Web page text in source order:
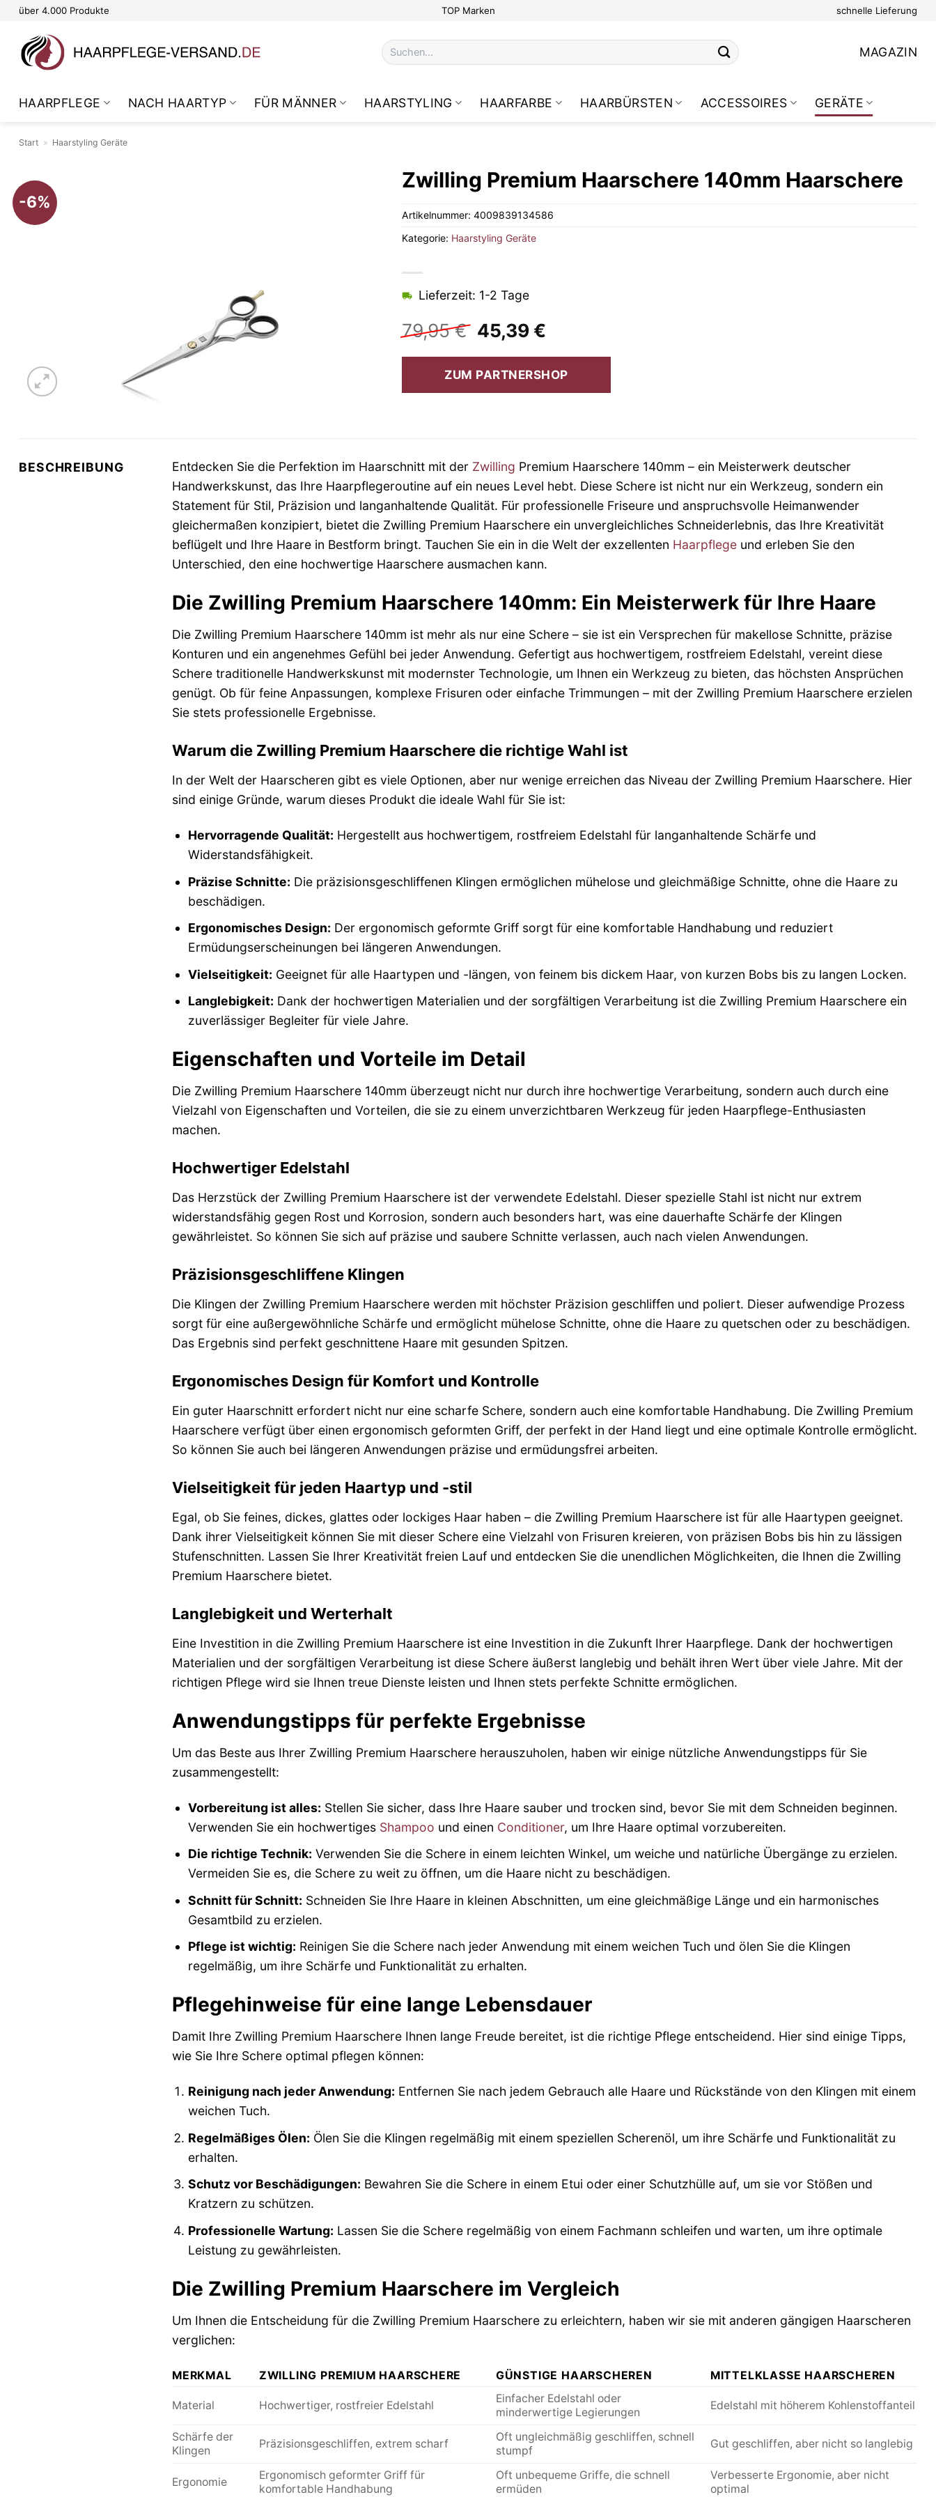
Zum
springen
über 4.000 Produkte TOP Marken schnelle Lieferung
Suchen
nach:
MAGAZIN
HAARPFLEGE NACH HAARTYP FÜR MÄNNER HAARSTYLING HAARFARBE HAARBÜRSTEN ACCESSOIRES GERÄTE
Start » Haarstyling Geräte
-6%
Zwilling Premium Haarschere 140mm Haarschere
79,95€ Ursprünglicher
Preis
war:
79,95 €
45,39 €Aktueller
ist:
45,39 €.
Lieferzeit: 1-2 Tage
ZUM PARTNERSHOP
Artikelnummer: 4009839134586
Kategorie: Haarstyling Geräte
BESCHREIBUNG Entdecken Sie die Perfektion im Haarschnitt mit der Zwilling Premium Haarschere 140mm – ein Meisterwerk deutscher
Handwerkskunst, das Ihre Haarpflegeroutine auf ein neues Level hebt. Diese Schere ist nicht nur ein Werkzeug, sondern ein
Statement für Stil, Präzision und langanhaltende Qualität. Für professionelle Friseure und anspruchsvolle Heimanwender
gleichermaßen konzipiert, bietet die Zwilling Premium Haarschere ein unvergleichliches Schneiderlebnis, das Ihre Kreativität
beflügelt und Ihre Haare in Bestform bringt. Tauchen Sie ein in die Welt der exzellenten Haarpflege und erleben Sie den
Unterschied, den eine hochwertige Haarschere ausmachen kann.
Die Zwilling Premium Haarschere 140mm: Ein Meisterwerk für Ihre Haare
Die Zwilling Premium Haarschere 140mm ist mehr als nur eine Schere – sie ist ein Versprechen für makellose Schnitte, präzise
Konturen und ein angenehmes Gefühl bei jeder Anwendung. Gefertigt aus hochwertigem, rostfreiem Edelstahl, vereint diese
Schere traditionelle Handwerkskunst mit modernster Technologie, um Ihnen ein Werkzeug zu bieten, das höchsten Ansprüchen
genügt. Ob für feine Anpassungen, komplexe Frisuren oder einfache Trimmungen – mit der Zwilling Premium Haarschere erzielen
Sie stets professionelle Ergebnisse.
Warum die Zwilling Premium Haarschere die richtige Wahl ist
In der Welt der Haarscheren gibt es viele Optionen, aber nur wenige erreichen das Niveau der Zwilling Premium Haarschere. Hier
sind einige Gründe, warum dieses Produkt die ideale Wahl für Sie ist:
Hervorragende Qualität: Hergestellt aus hochwertigem, rostfreiem Edelstahl für langanhaltende Schärfe und
Widerstandsfähigkeit.
Präzise Schnitte: Die präzisionsgeschliffenen Klingen ermöglichen mühelose und gleichmäßige Schnitte, ohne die Haare zu
beschädigen.
Ergonomisches Design: Der ergonomisch geformte Griff sorgt für eine komfortable Handhabung und reduziert
Ermüdungserscheinungen bei längeren Anwendungen.
Vielseitigkeit: Geeignet für alle Haartypen und -längen, von feinem bis dickem Haar, von kurzen Bobs bis zu langen Locken.
Langlebigkeit: Dank der hochwertigen Materialien und der sorgfältigen Verarbeitung ist die Zwilling Premium Haarschere ein
zuverlässiger Begleiter für viele Jahre.
Eigenschaften und Vorteile im Detail
Die Zwilling Premium Haarschere 140mm überzeugt nicht nur durch ihre hochwertige Verarbeitung, sondern auch durch eine
Vielzahl von Eigenschaften und Vorteilen, die sie zu einem unverzichtbaren Werkzeug für jeden Haarpflege-Enthusiasten
machen.
Hochwertiger Edelstahl
Das Herzstück der Zwilling Premium Haarschere ist der verwendete Edelstahl. Dieser spezielle Stahl ist nicht nur extrem
widerstandsfähig gegen Rost und Korrosion, sondern auch besonders hart, was eine dauerhafte Schärfe der Klingen
gewährleistet. So können Sie sich auf präzise und saubere Schnitte verlassen, auch nach vielen Anwendungen.
Präzisionsgeschliffene Klingen
Die Klingen der Zwilling Premium Haarschere werden mit höchster Präzision geschliffen und poliert. Dieser aufwendige Prozess
sorgt für eine außergewöhnliche Schärfe und ermöglicht mühelose Schnitte, ohne die Haare zu quetschen oder zu beschädigen.
Das Ergebnis sind perfekt geschnittene Haare mit gesunden Spitzen.
Ergonomisches Design für Komfort und Kontrolle
Ein guter Haarschnitt erfordert nicht nur eine scharfe Schere, sondern auch eine komfortable Handhabung. Die Zwilling Premium
Haarschere verfügt über einen ergonomisch geformten Griff, der perfekt in der Hand liegt und eine optimale Kontrolle ermöglicht.
So können Sie auch bei längeren Anwendungen präzise und ermüdungsfrei arbeiten.
Vielseitigkeit für jeden Haartyp und -stil
Egal, ob Sie feines, dickes, glattes oder lockiges Haar haben – die Zwilling Premium Haarschere ist für alle Haartypen geeignet.
Dank ihrer Vielseitigkeit können Sie mit dieser Schere eine Vielzahl von Frisuren kreieren, von präzisen Bobs bis hin zu lässigen
Stufenschnitten. Lassen Sie Ihrer Kreativität freien Lauf und entdecken Sie die unendlichen Möglichkeiten, die Ihnen die Zwilling
Premium Haarschere bietet.
Langlebigkeit und Werterhalt
Eine Investition in die Zwilling Premium Haarschere ist eine Investition in die Zukunft Ihrer Haarpflege. Dank der hochwertigen
Materialien und der sorgfältigen Verarbeitung ist diese Schere äußerst langlebig und behält ihren Wert über viele Jahre. Mit der
richtigen Pflege wird sie Ihnen treue Dienste leisten und Ihnen stets perfekte Schnitte ermöglichen.
Anwendungstipps für perfekte Ergebnisse
Um das Beste aus Ihrer Zwilling Premium Haarschere herauszuholen, haben wir einige nützliche Anwendungstipps für Sie
zusammengestellt:
Vorbereitung ist alles: Stellen Sie sicher, dass Ihre Haare sauber und trocken sind, bevor Sie mit dem Schneiden beginnen.
Verwenden Sie ein hochwertiges Shampoo und einen Conditioner, um Ihre Haare optimal vorzubereiten.
Die richtige Technik: Verwenden Sie die Schere in einem leichten Winkel, um weiche und natürliche Übergänge zu erzielen.
Vermeiden Sie es, die Schere zu weit zu öffnen, um die Haare nicht zu beschädigen.
Schnitt für Schnitt: Schneiden Sie Ihre Haare in kleinen Abschnitten, um eine gleichmäßige Länge und ein harmonisches
Gesamtbild zu erzielen.
Pflege ist wichtig: Reinigen Sie die Schere nach jeder Anwendung mit einem weichen Tuch und ölen Sie die Klingen
regelmäßig, um ihre Schärfe und Funktionalität zu erhalten.
Pflegehinweise für eine lange Lebensdauer
Damit Ihre Zwilling Premium Haarschere Ihnen lange Freude bereitet, ist die richtige Pflege entscheidend. Hier sind einige Tipps,
wie Sie Ihre Schere optimal pflegen können:
Reinigung nach jeder Anwendung: Entfernen Sie nach jedem Gebrauch alle Haare und Rückstände von den Klingen mit einem
weichen Tuch.
Regelmäßiges Ölen: Ölen Sie die Klingen regelmäßig mit einem speziellen Scherenöl, um ihre Schärfe und Funktionalität zu
erhalten.
Schutz vor Beschädigungen: Bewahren Sie die Schere in einem Etui oder einer Schutzhülle auf, um sie vor Stößen und
Kratzern zu schützen.
Professionelle Wartung: Lassen Sie die Schere regelmäßig von einem Fachmann schleifen und warten, um ihre optimale
Leistung zu gewährleisten.
Die Zwilling Premium Haarschere im Vergleich
Um Ihnen die Entscheidung für die Zwilling Premium Haarschere zu erleichtern, haben wir sie mit anderen gängigen Haarscheren
verglichen:
MERKMAL ZWILLING PREMIUM HAARSCHERE GÜNSTIGE HAARSCHEREN MITTELKLASSE HAARSCHEREN
Material Hochwertiger, rostfreier Edelstahl
Einfacher Edelstahl oder
minderwertige Legierungen
Edelstahl mit höherem Kohlenstoffanteil
Schärfe der
Klingen
Präzisionsgeschliffen, extrem scharf
Oft ungleichmäßig geschliffen, schnell
stumpf
Gut geschliffen, aber nicht so langlebig
Ergonomie
Ergonomisch geformter Griff für
komfortable Handhabung
Oft unbequeme Griffe, die schnell
ermüden
Verbesserte Ergonomie, aber nicht
optimal